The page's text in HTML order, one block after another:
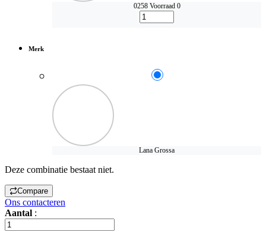
0258 Voorraad 0
Merk
Lana Grossa
Deze combinatie bestaat niet.
Compare
Ons contacteren
Aantal :